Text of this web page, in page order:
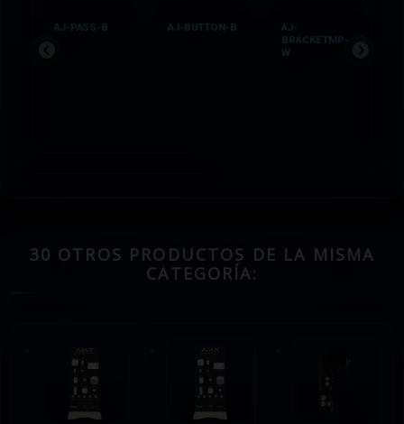
AJ-PASS-B AJ-BUTTON-B
AJ-
BRACKETMP-
W
30 OTROS PRODUCTOS DE LA MISMA
CATEGORÍA: